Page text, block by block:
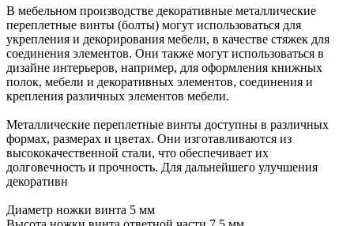
В мебельном производстве декоративные металлические
переплетные винты (болты) могут использоваться для
укрепления и декорирования мебели, в качестве стяжек для
соединения элементов. Они также могут использоваться в
дизайне интерьеров, например, для оформления книжных
полок, мебели и декоративных элементов, соединения и
крепления различных элементов мебели.
Металлические переплетные винты доступны в различных
формах, размерах и цветах. Они изготавливаются из
высококачественной стали, что обеспечивает их
долговечность и прочность. Для дальнейшего улучшения
декоративн
Диаметр ножки винта 5 мм